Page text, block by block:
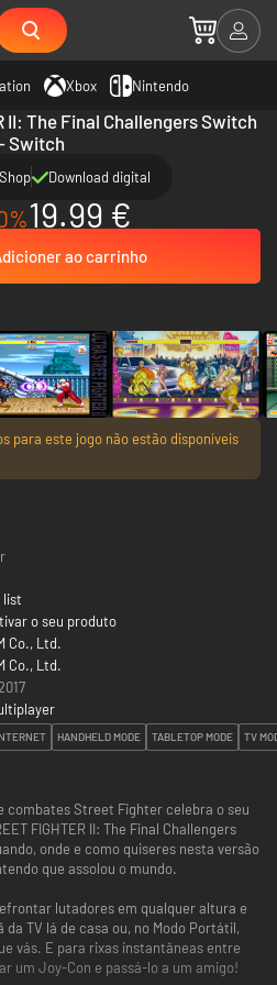
Xbox Nintendo
II: The Final Challengers Switch
Switch
Download digital
19.99 €
ao carrinho
para este jogo não estão disponíveis
list
o seu produto
Co., Ltd.
Co., Ltd.
HANDHELD MODE TABLETOP MODE TV
combates Street Fighter celebra o seu
FIGHTER II: The Final Challengers
onde e como quiseres nesta versão
que assolou o mundo.
lutadores em qualquer altura e
TV lá de casa ou, no Modo Portátil,
vás. E para rixas instantâneas entre
um Joy-Con e passá-lo a um amigo!